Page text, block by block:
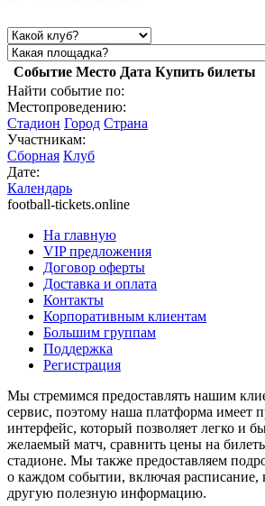
Событие Место Дата Купить билеты
Найти событие по:
Местопроведению:
Стадион Город Страна
Участникам:
Сборная Клуб
Дате:
Календарь
football-tickets.online
На главную
VIP предложения
Договор оферты
Доставка и оплата
Контакты
Корпоративным клиентам
Большим группам
Поддержка
Регистрация
Мы стремимся предоставлять нашим
сервис, поэтому наша платформа имеет
интерфейс, который позволяет легко и
желаемый матч, сравнить цены на
стадионе. Мы также предоставляем
о каждом событии, включая расписание,
другую полезную информацию.